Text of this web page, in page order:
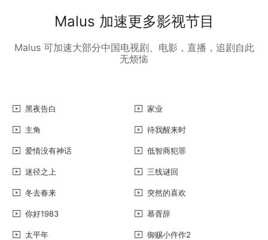
Malus 加速更多影视节目
Malus 可加速大部分中国电视剧、电影，直播，追剧自此
无烦恼
黑夜告白 家业
主角 待我醒来时
爱情没有神话 低智商犯罪
迷径之上 三线谜回
冬去春来 突然的喜欢
你好1983 慕胥辞
太平年 御赐小仵作2